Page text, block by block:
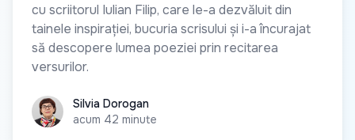
cu scriitorul Iulian Filip, care le-a dezvăluit din
tainele inspirației, bucuria scrisului și i-a încurajat
să descopere lumea poeziei prin recitarea
versurilor.
Silvia Dorogan
Silvia Dorogan
acum 42 minute